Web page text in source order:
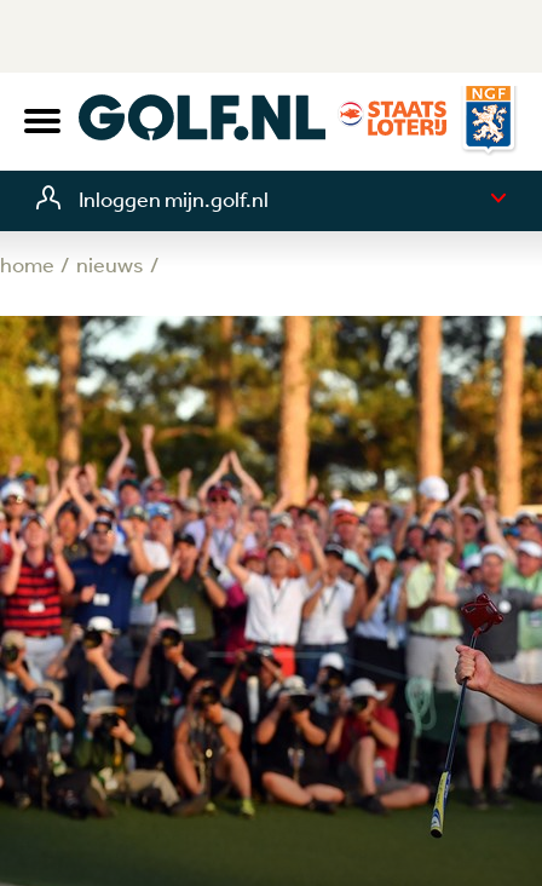
Inloggen mijn.golf.nl
home nieuws